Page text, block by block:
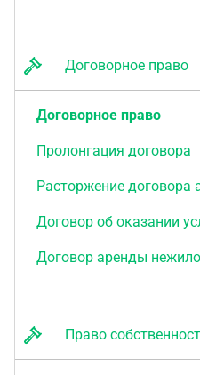
Договорное право
Договорное право
Пролонгация договора
Расторжение договора
Договор об оказании
Договор аренды
Право